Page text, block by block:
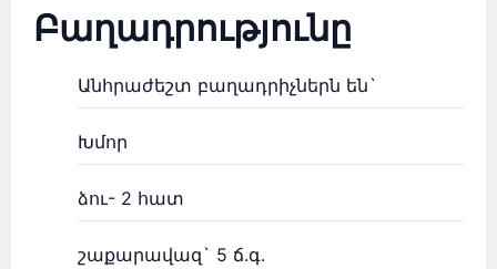
Բաղադրությունը
Անհրաժեշտ բաղադրիչներն են`
Խմոր
ձու- 2 հատ
շաքարավազ` 5 ճ.գ.